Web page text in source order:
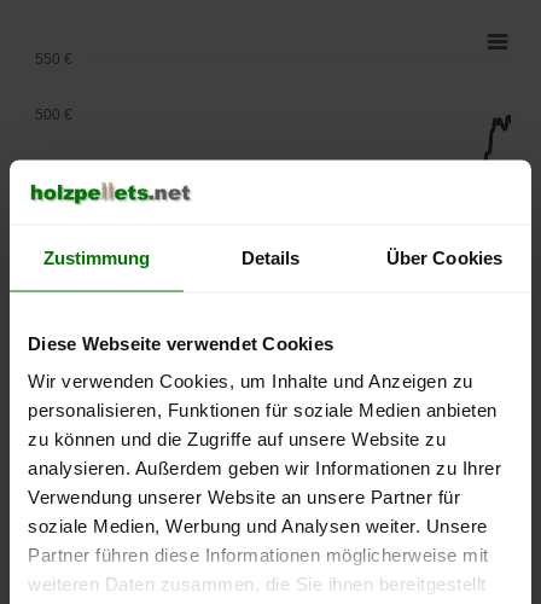
Zustimmung Details Über Cookies
Diese Webseite verwendet Cookies
Wir verwenden Cookies, um Inhalte und Anzeigen zu
personalisieren, Funktionen für soziale Medien anbieten
zu können und die Zugriffe auf unsere Website zu
analysieren. Außerdem geben wir Informationen zu Ihrer
Verwendung unserer Website an unsere Partner für
soziale Medien, Werbung und Analysen weiter. Unsere
Partner führen diese Informationen möglicherweise mit
weiteren Daten zusammen, die Sie ihnen bereitgestellt
lose Ware Sackware
September
Januar
Mai
250 €
300 €
500 €
550 €
Die aktuelle Preisentwicklung für Holzpellets in Deutschland
können Sie jederzeit auf unsererPelletspreise-Seite
nachvollziehen.